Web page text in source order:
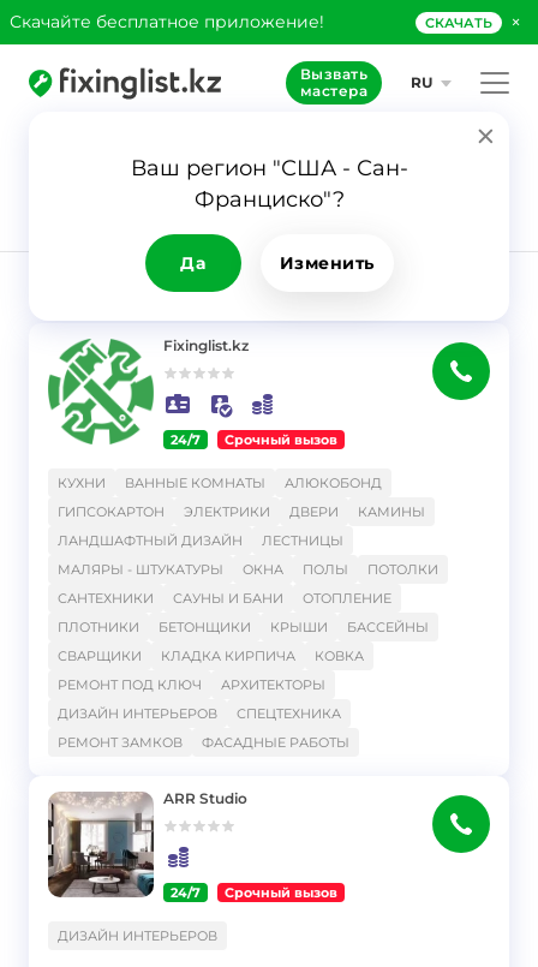
Скачайте бесплатное приложение! СКАЧАТЬ ×
Вызвать
мастера
RU
Ваш регион "США - Сан-
Франциско"?
Да Изменить
Заявка
Дизайн
66
РЕЗУЛЬТАТ
Fixinglist.kz
24/7 Срочный вызов
КУХНИ ВАННЫЕ КОМНАТЫ
АЛЮКОБОНД
ГИПСОКАРТОН
ЭЛЕКТРИКИ ДВЕРИ
КАМИНЫ
ЛАНДШАФТНЫЙ ДИЗАЙН
ЛЕСТНИЦЫ
МАЛЯРЫ - ШТУКАТУРЫ
ОКНА ПОЛЫ
ПОТОЛКИ
САНТЕХНИКИ
САУНЫ И БАНИ
ОТОПЛЕНИЕ
ПЛОТНИКИ
БЕТОНЩИКИ КРЫШИ
БАССЕЙНЫ
СВАРЩИКИ
КЛАДКА КИРПИЧА
КОВКА
РЕМОНТ ПОД КЛЮЧ
АРХИТЕКТОРЫ
ДИЗАЙН ИНТЕРЬЕРОВ
СПЕЦТЕХНИКА
РЕМОНТ ЗАМКОВ
ФАСАДНЫЕ РАБОТЫ
ARR Studio
24/7 Срочный вызов
ДИЗАЙН ИНТЕРЬЕРОВ